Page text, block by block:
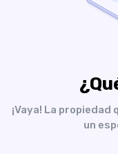
¡Vaya! La
un